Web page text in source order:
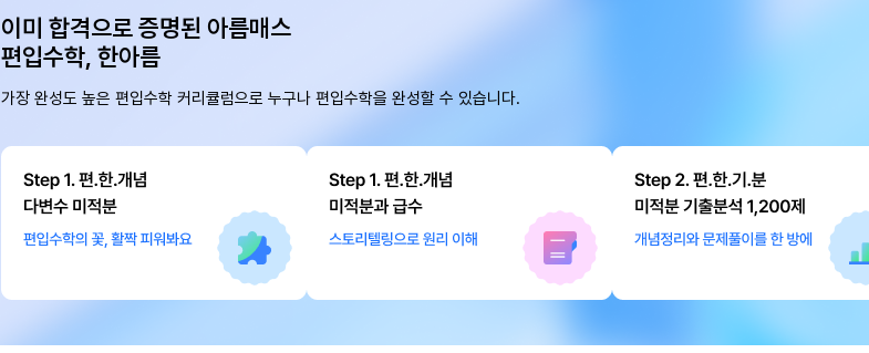
이미 합격으로 증명된 아름매스
편입수학, 한아름
가장 완성도 높은 편입수학 커리큘럼으로 누구나 편입수학을 완성할 수 있습니다.